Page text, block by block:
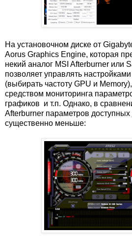
На установочном диске от
Aorus Graphics Engine, которая
некий аналог MSI Afterburner или
позволяет управлять
(выбирать частоту GPU и
средством мониторинга
графиков и т.п. Однако, в
Afterburner параметров
существенно меньше: